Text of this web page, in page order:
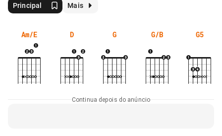
Principal Mais
Am/E D G G/B G5
Continua depois do anúncio